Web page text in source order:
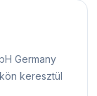
Germany
keresztül